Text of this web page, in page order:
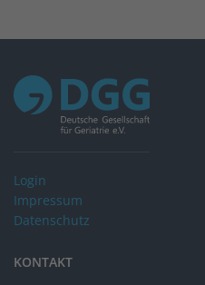
Login
Impressum
Datenschutz
KONTAKT